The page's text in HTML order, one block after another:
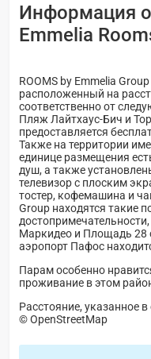
Информация
Emmelia
ROOMS by Emmelia
расположенный на
соответственно от
Пляж Лайтхаус-Бич и
предоставляется
Также на территории
единице размещения
душ, а также
телевизор с плоским
тостер, кофемашина и
Group находятся такие
Маркидео и Площадь
аэропорт Пафос
Парам особенно
проживание в этом
Расстояние, указанное
© OpenStreetMap